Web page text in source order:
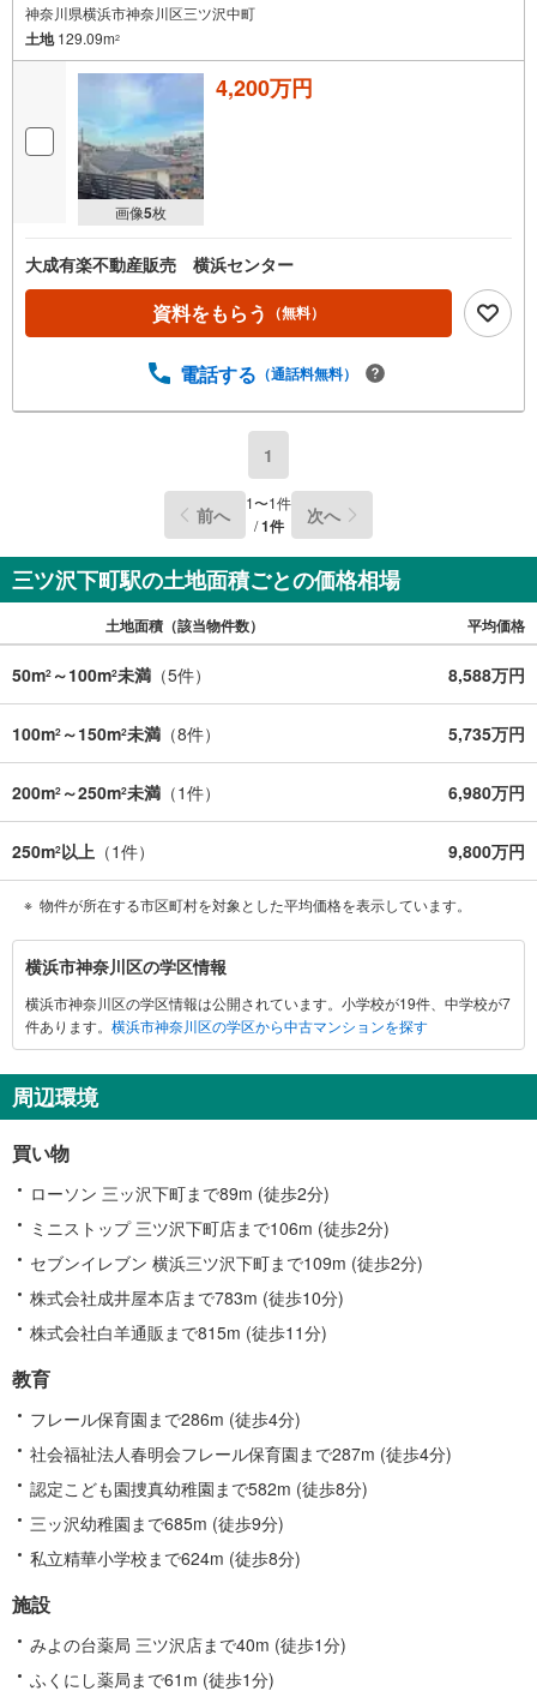
神奈川県横浜市神奈川区三ツ沢中町
土地129.09m2
画像5枚
4,200万円
大成有楽不動産販売 横浜センター
資料をもらう （無料）
電話する （通話料無料）
1
前へ 1〜1件
/1件 次へ
三ツ沢下町駅の土地面積ごとの価格相場
土地面積（該当物件数） 平均価格
50m2 ～100m2未満 （5件） 8,588万円
100m2 ～150m2未満 （8件） 5,735万円
200m2 ～250m2未満 （1件） 6,980万円
250m2以上 （1件） 9,800万円
物件が所在する市区町村を対象とした平均価格を表示しています。
横
浜
市
神
川
区
関
す
る
情
報
横浜市神奈川区の学区情報
横浜市神奈川区の学区情報は公開されています。小学校が19件、中学校が7
件あります。 横浜市神奈川区の学区から中古マンションを探す
周辺環境
買い物
ローソン 三ッ沢下町まで89m (徒歩2分)
ミニストップ 三ツ沢下町店まで106m (徒歩2分)
セブンイレブン 横浜三ツ沢下町まで109m (徒歩2分)
株式会社成井屋本店まで783m (徒歩10分)
株式会社白羊通販まで815m (徒歩11分)
教育
フレール保育園まで286m (徒歩4分)
社会福祉法人春明会フレール保育園まで287m (徒歩4分)
認定こども園捜真幼稚園まで582m (徒歩8分)
三ッ沢幼稚園まで685m (徒歩9分)
私立精華小学校まで624m (徒歩8分)
施設
みよの台薬局 三ツ沢店まで40m (徒歩1分)
ふくにし薬局まで61m (徒歩1分)